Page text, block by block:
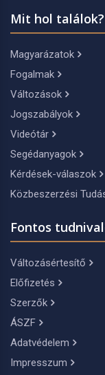
Mit hol találok?
Magyarázatok
Fogalmak
Változások
Jogszabályok
Videótár
Segédanyagok
Kérdések-válaszok
Közbeszerzési
Fontos
Változásértesítő
Előfizetés
Szerzők
ÁSZF
Adatvédelem
Impresszum